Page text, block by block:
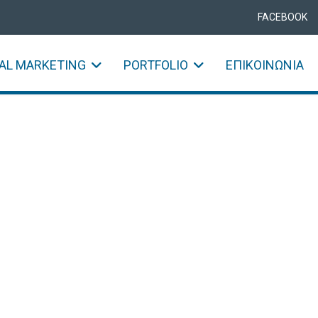
FACEBOOK
MARKETING PORTFOLIO ΕΠΙΚΟΙΝΩΝΊΑ